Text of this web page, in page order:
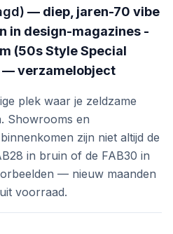
— diep, jaren-70 vibe
in design-magazines -
(50s Style Special
— verzamelobject
plek waar je zeldzame
Showrooms en
zijn niet altijd de
in bruin of de FAB30 in
— nieuw maanden
voorraad.